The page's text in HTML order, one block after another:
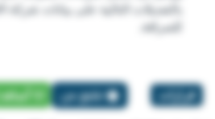
بالتعديلات التالية على بيانات شركة
للصرافة.
قرارات تبليغ عن